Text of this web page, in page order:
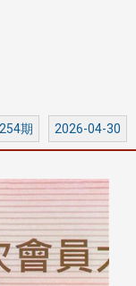
254期 2026-04-30